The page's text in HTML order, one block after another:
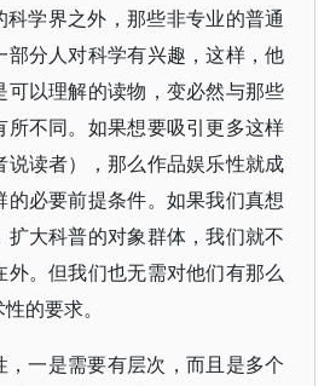
科学界之外，那些非专业的普通
部分人对科学有兴趣，这样，他
可以理解的读物，变必然与那些
所不同。如果想要吸引更多这样
说读者），那么作品娱乐性就成
的必要前提条件。如果我们真想
大科普的对象群体，我们就不
。但我们也无需对他们有那么
的要求。
，一是需要有层次，而且是多个